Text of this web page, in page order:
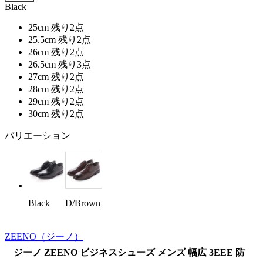
Black
25cm 残り2点
25.5cm 残り2点
26cm 残り2点
26.5cm 残り3点
27cm 残り2点
28cm 残り2点
29cm 残り2点
30cm 残り2点
バリエーション
Black D/Brown
ZEENO （ジーノ）
ジーノ ZEENO ビジネスシューズ メンズ 幅広 3EEE 防